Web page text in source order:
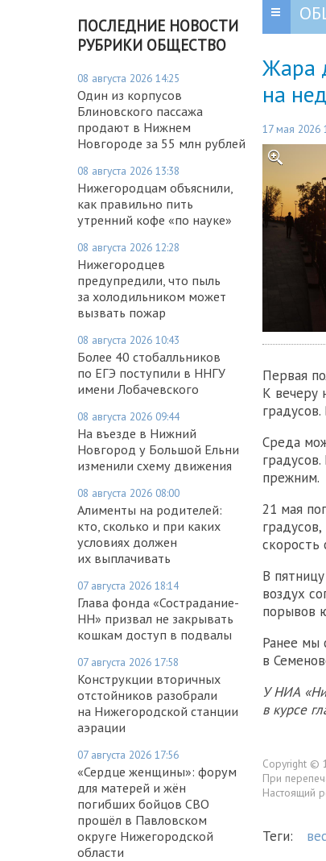
ПОСЛЕДНИЕ НОВОСТИ
РУБРИКИ ОБЩЕСТВО
08 августа 2026 14:25
Один из корпусов
Блиновского пассажа
продают в Нижнем
Новгороде за 55 млн рублей
08 августа 2026 13:38
Нижегородцам объяснили,
как правильно пить
утренний кофе «по науке»
08 августа 2026 12:28
Нижегородцев
предупредили, что пыль
за холодильником может
вызвать пожар
08 августа 2026 10:43
Более 40 стобалльников
по ЕГЭ поступили в ННГУ
имени Лобачевского
08 августа 2026 09:44
На въезде в Нижний
Новгород у Большой Ельни
изменили схему движения
08 августа 2026 08:00
Алименты на родителей:
кто, сколько и при каких
условиях должен
их выплачивать
07 августа 2026 18:14
Глава фонда «Сострадание-
НН» призвал не закрывать
кошкам доступ в подвалы
07 августа 2026 17:58
Конструкции вторичных
отстойников разобрали
на Нижегородской станции
аэрации
07 августа 2026 17:56
«Сердце женщины»: форум
для матерей и жён
погибших бойцов СВО
прошёл в Павловском
округе Нижегородской
области
Жара
на
17 мая 2026
Первая
К вечеру
Среда
прежним.
21 мая
скорость
В
воздух
порывов
Ранее мы
в
У НИА
в курсе
Copyright ©
При
Настоящий
Теги: